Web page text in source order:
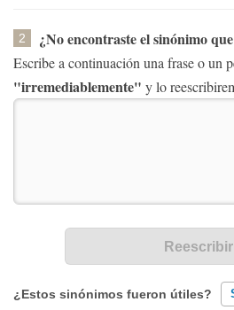
2 ¿No encontraste el sinónimo
Escribe a continuación una frase o un
"irremediablemente" y lo
¿Estos sinónimos fueron útiles?